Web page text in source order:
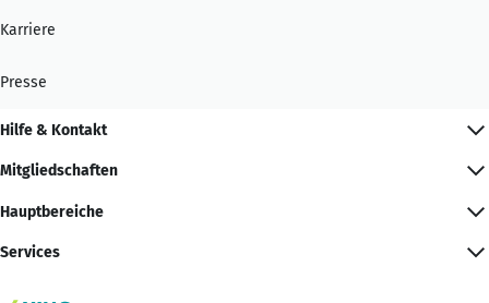
Karriere
Presse
Hilfe & Kontakt
Mitgliedschaften
Hauptbereiche
Services